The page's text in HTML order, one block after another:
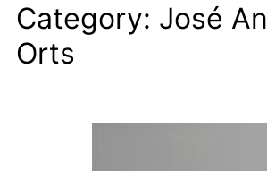
Category: José
Orts